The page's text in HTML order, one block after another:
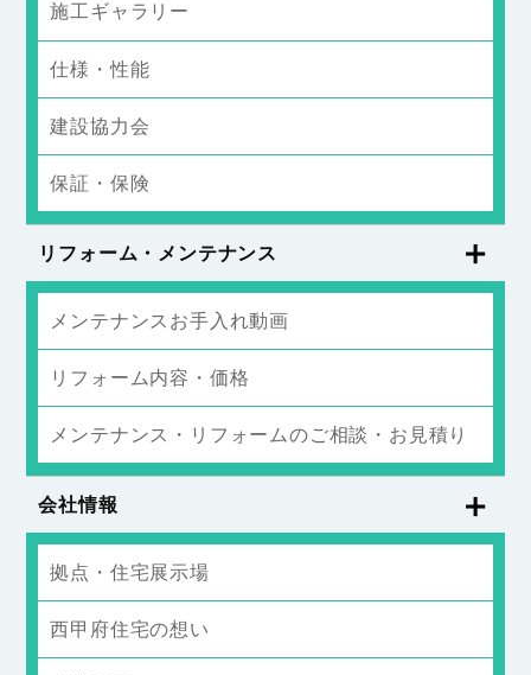
施工ギャラリー
仕様・性能
建設協力会
保証・保険
リフォーム・メンテナンス
メンテナンスお手入れ動画
リフォーム内容・価格
メンテナンス・リフォームのご相談・お見積り
会社情報
拠点・住宅展示場
西甲府住宅の想い